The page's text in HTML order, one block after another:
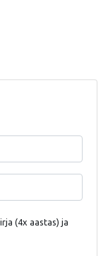
(4x aastas) ja